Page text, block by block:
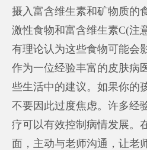
摄入富含维生素和矿物质的
激性食物和富含维生素C(注
有理论认为这些食物可能会
作为一位经验丰富的皮肤病
些生活中的建议。如果你的
不要因此过度焦虑。许多经
疗可以有效控制病情发展。
面，主动与老师沟通，让老